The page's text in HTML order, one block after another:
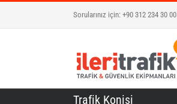
Sorularınız için: +90 312 234 30 00
Trafik Konisi